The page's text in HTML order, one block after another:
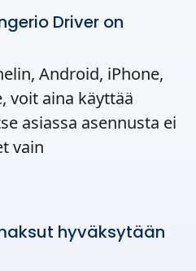
Driver on
Android, iPhone,
voit aina käyttää
asiassa asennusta ei
vain
hyväksytään